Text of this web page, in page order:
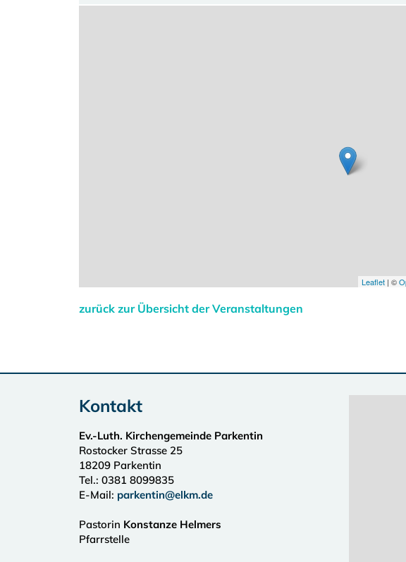
Leaflet| ©
zurück zur Übersicht der Veranstaltungen
Kontakt
Ev.-Luth. Kirchengemeinde Parkentin
Rostocker Strasse 25
18209 Parkentin
Tel.: 0381 8099835
E-Mail: parkentin@elkm.de
Pastorin Konstanze Helmers
Pfarrstelle